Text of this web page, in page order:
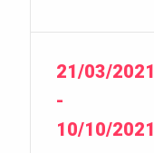
21/03/2021
-
10/10/2021